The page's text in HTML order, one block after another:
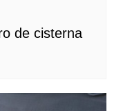
de cisterna